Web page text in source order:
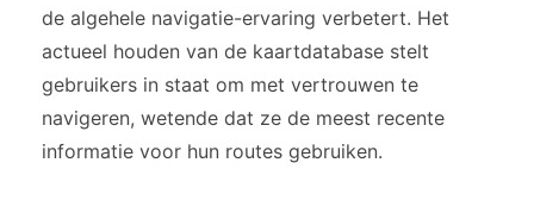
de algehele navigatie-ervaring verbetert. Het
actueel houden van de kaartdatabase stelt
gebruikers in staat om met vertrouwen te
navigeren, wetende dat ze de meest recente
informatie voor hun routes gebruiken.